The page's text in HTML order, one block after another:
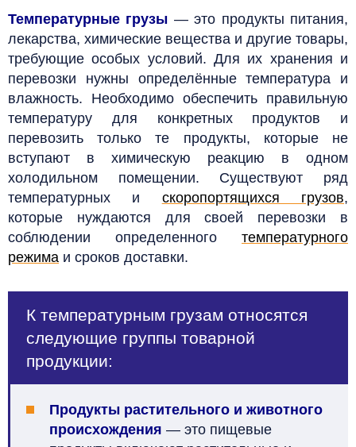
Температурные грузы — это продукты питания,
лекарства, химические вещества и другие товары,
требующие особых условий. Для их хранения и
перевозки нужны определённые температура и
влажность. Необходимо обеспечить правильную
температуру для конкретных продуктов и
перевозить только те продукты, которые не
вступают в химическую реакцию в одном
холодильном помещении. Существуют ряд
температурных и скоропортящихся грузов,
которые нуждаются для своей перевозки в
соблюдении определенного температурного
режима и сроков доставки.
К температурным грузам относятся
следующие группы товарной
продукции:
Продукты растительного и животного
происхождения — это пищевые